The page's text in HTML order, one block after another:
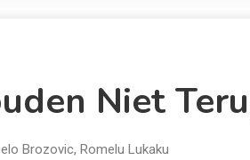
Niet
Brozovic, Romelu Lukaku